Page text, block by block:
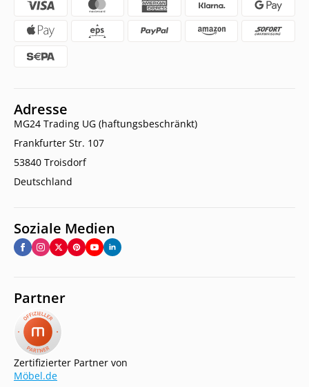
Adresse
MG24 Trading UG (haftungsbeschränkt)
Frankfurter Str. 107
53840 Troisdorf
Deutschland
Soziale Medien
Partner
Zertifizierter Partner von
Möbel.de